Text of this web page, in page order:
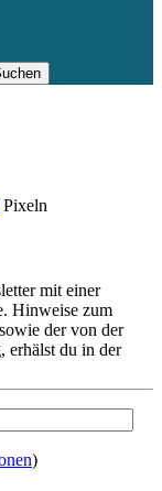
Pixeln
mit einer
Hinweise zum
der von der
erhälst du in der
)